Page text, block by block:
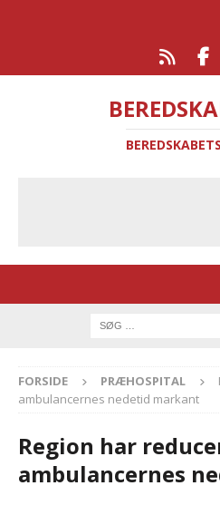
FORSIDE PRÆHOSPITAL
ambulancernes nedetid markant
Region har
ambulancernes